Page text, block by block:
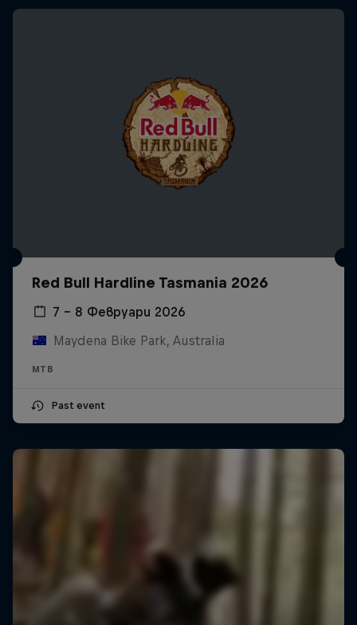
Red Bull Hardline Tasmania 2026
7 – 8 Февруари 2026
Maydena Bike Park, Australia
MTB
Past event